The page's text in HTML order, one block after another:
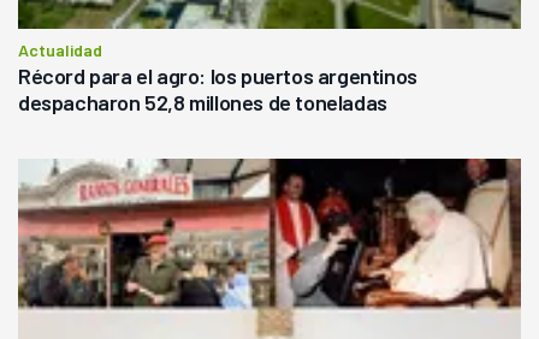
Actualidad
Récord para el agro: los puertos argentinos
despacharon 52,8 millones de toneladas